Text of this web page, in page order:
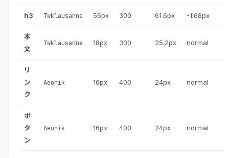
h3 Twklausanne 56px 300 61.6px -1.68px
本
文
Twklausanne 18px 300 25.2px normal
リ
ン
ク
Aeonik 16px 400 24px normal
ボ
タ
ン
Aeonik 16px 400 24px normal